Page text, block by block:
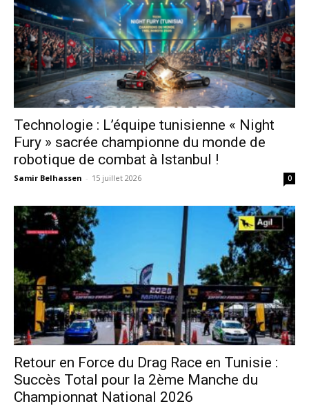
Technologie : L’équipe tunisienne « Night
Fury » sacrée championne du monde de
robotique de combat à Istanbul !
Samir Belhassen - 15 juillet 2026 0
Retour en Force du Drag Race en Tunisie :
Succès Total pour la 2ème Manche du
Championnat National 2026